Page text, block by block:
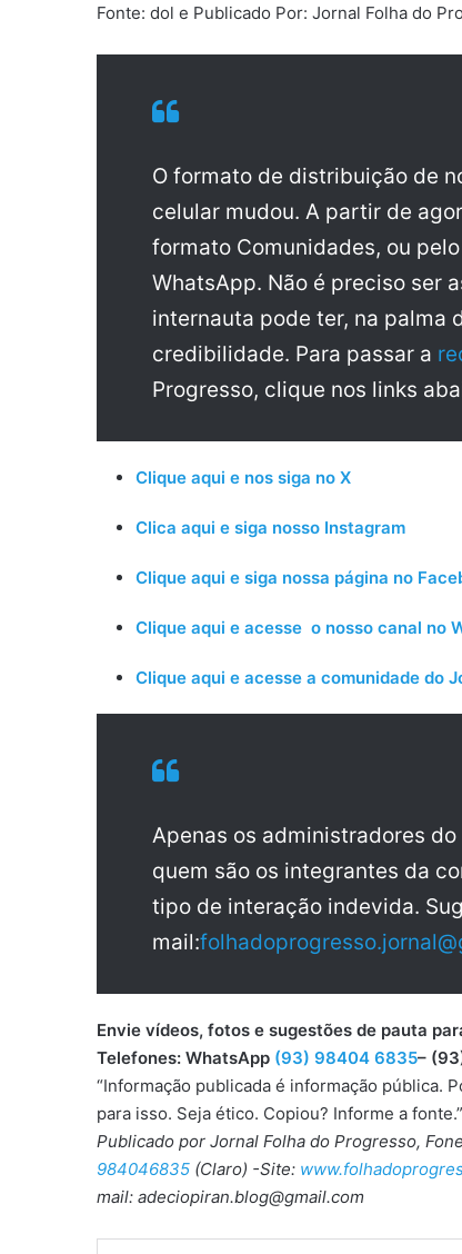
Fonte: dol e Publicado Por: Jornal Folha do
O formato de distribuição de
celular mudou. A partir de
formato Comunidades, ou
WhatsApp. Não é preciso ser
internauta pode ter, na palma
credibilidade. Para passar a
Progresso, clique nos links
Clique aqui e nos siga no X
Clica aqui e siga nosso Instagram
Clique aqui e siga nossa página no
Clique aqui e acesse o nosso canal no
Clique aqui e acesse a comunidade do
Apenas os administradores
quem são os integrantes da
tipo de interação indevida.
mail:
Envie vídeos, fotos e sugestões de pauta
Telefones: WhatsApp (93) 98404 6835–
“Informação publicada é informação pública.
para isso. Seja ético. Copiou? Informe a fonte.”
Publicado por Jornal Folha do Progresso,
984046835 (Claro) -Site:
mail: adeciopiran.blog@gmail.com